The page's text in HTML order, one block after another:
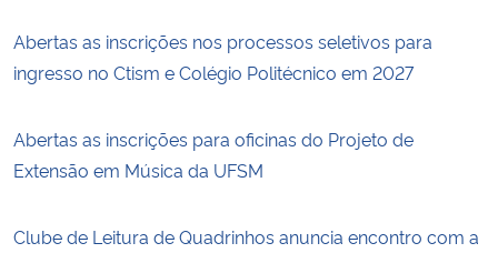
Abertas as inscrições nos processos seletivos para
ingresso no Ctism e Colégio Politécnico em 2027
Abertas as inscrições para oficinas do Projeto de
Extensão em Música da UFSM
Clube de Leitura de Quadrinhos anuncia encontro com a